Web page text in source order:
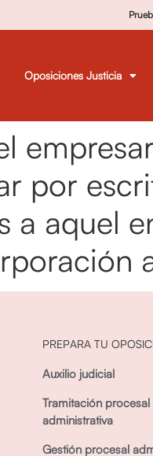
Oposiciones Justicia
por
a aquel
PREPARA TU
Auxilio judicial
Tramitación procesal
administrativa
Gestión procesal